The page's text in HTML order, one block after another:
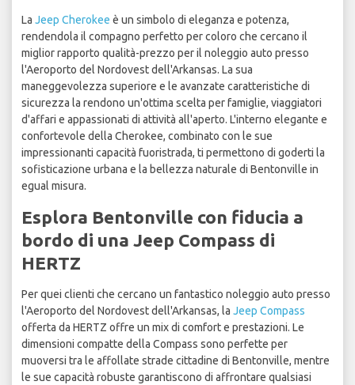
La Jeep Cherokee è un simbolo di eleganza e potenza,
rendendola il compagno perfetto per coloro che cercano il
miglior rapporto qualità-prezzo per il noleggio auto presso
l'Aeroporto del Nordovest dell'Arkansas. La sua
maneggevolezza superiore e le avanzate caratteristiche di
sicurezza la rendono un'ottima scelta per famiglie, viaggiatori
d'affari e appassionati di attività all'aperto. L'interno elegante e
confortevole della Cherokee, combinato con le sue
impressionanti capacità fuoristrada, ti permettono di goderti la
sofisticazione urbana e la bellezza naturale di Bentonville in
egual misura.
Esplora Bentonville con fiducia a
bordo di una Jeep Compass di
HERTZ
Per quei clienti che cercano un fantastico noleggio auto presso
l'Aeroporto del Nordovest dell'Arkansas, la Jeep Compass
offerta da HERTZ offre un mix di comfort e prestazioni. Le
dimensioni compatte della Compass sono perfette per
muoversi tra le affollate strade cittadine di Bentonville, mentre
le sue capacità robuste garantiscono di affrontare qualsiasi